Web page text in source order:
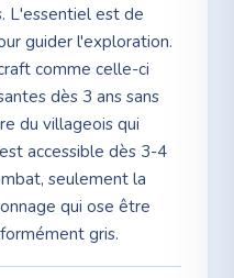
L'essentiel est de
guider l'exploration.
comme celle-ci
dès 3 ans sans
du villageois qui
accessible dès 3-4
seulement la
qui ose être
gris.